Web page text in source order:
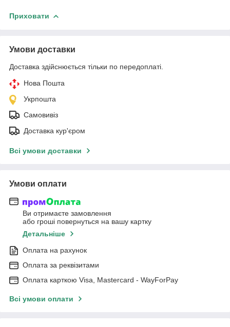
Приховати
Умови доставки
Доставка здійснюється тільки по передоплаті.
Нова Пошта
Укрпошта
Самовивіз
Доставка кур'єром
Всі умови доставки
Умови оплати
Ви отримаєте замовлення
або гроші повернуться на вашу картку
Детальніше
Оплата на рахунок
Оплата за реквізитами
Оплата карткою Visa, Mastercard - WayForPay
Всі умови оплати